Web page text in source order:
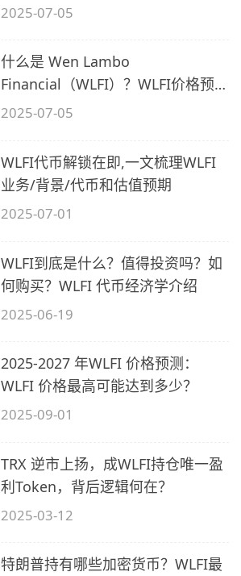
2025-07-05
什么是 Wen Lambo
Financial（WLFI）？WLFI价格预
测2025-2030年
2025-07-05
WLFI代币解锁在即,一文梳理WLFI
业务/背景/代币和估值预期
2025-07-01
WLFI到底是什么？值得投资吗？如
何购买？WLFI 代币经济学介绍
2025-06-19
2025-2027 年WLFI 价格预测：
WLFI 价格最高可能达到多少？
2025-09-01
TRX 逆市上扬，成WLFI持仓唯一盈
利Token，背后逻辑何在？
2025-03-12
特朗普持有哪些加密货币？WLFI最